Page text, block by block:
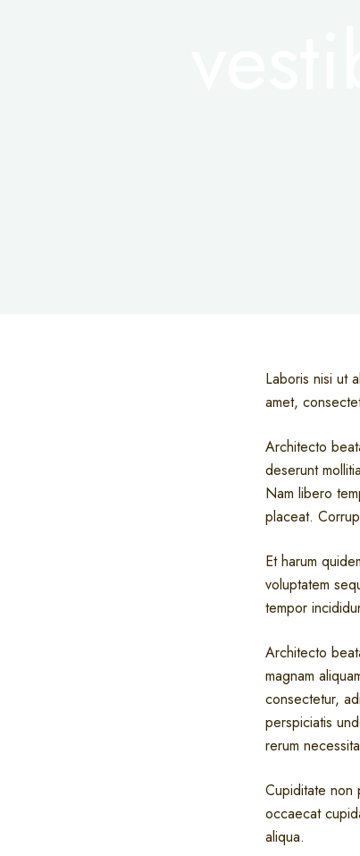
Laboris nisi ut
amet,
Architecto
deserunt
Nam libero
placeat.
Et harum
voluptatem
tempor
Architecto
magnam
consectetur,
perspiciatis
rerum
Cupiditate non
occaecat
aliqua.